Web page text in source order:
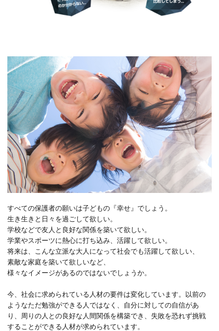
すべての保護者の願いは子どもの『幸せ』でしょう。
生き生きと日々を過ごして欲しい。
学校などで友人と良好な関係を築いて欲しい。
学業やスポーツに熱心に打ち込み、活躍して欲しい。
将来は、こんな立派な大人になって社会でも活躍して欲しい、
素敵な家庭を築いて欲しいなど、
様々なイメージがあるのではないでしょうか。
今、社会に求められている人材の要件は変化しています。以前の
ようなただ勉強ができる人ではなく、自分に対しての自信があ
り、周りの人との良好な人間関係を構築でき、失敗を恐れず挑戦
することができる人材が求められています。